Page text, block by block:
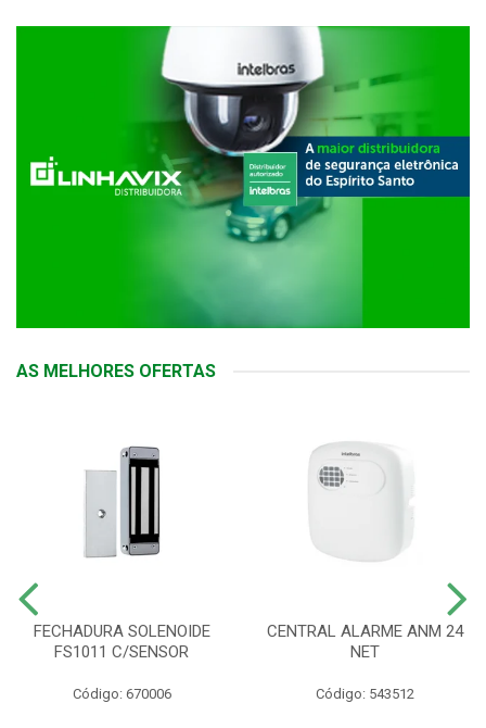
AS MELHORES OFERTAS
FECHADURA SOLENOIDE
FS1011 C/SENSOR
Código: 670006
CENTRAL ALARME ANM 24
NET
Código: 543512